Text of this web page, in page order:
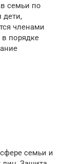
семьи по
дети,
членами
порядке
семьи и